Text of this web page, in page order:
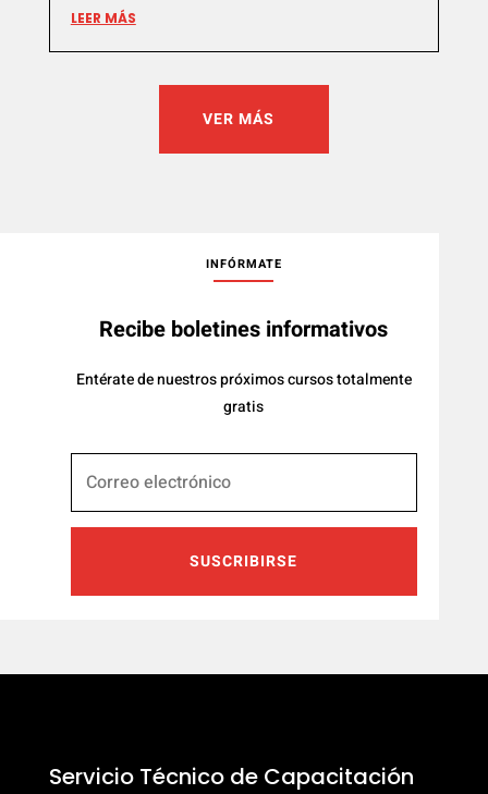
LEER MÁS
VER MÁS
INFÓRMATE
Recibe boletines informativos
Entérate de nuestros próximos cursos totalmente
gratis
SUSCRIBIRSE
Servicio Técnico de Capacitación